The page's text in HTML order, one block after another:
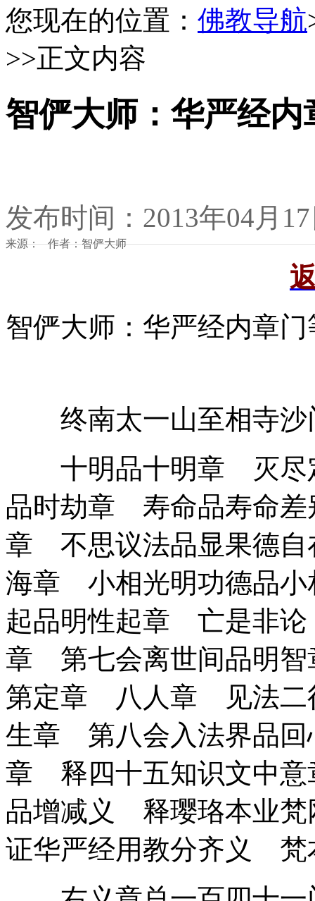
您现在的位置： 佛教导航
>>正文内容
智俨大师：华严经
发布时间：2013年04月
来源： 作者：智俨大师
智俨大师：华严经内章
终南太一山至相寺沙
十明品十明章 灭尽
品时劫章 寿命品寿命
章 不思议法品显果德
海章 小相光明功德品
起品明性起章 亡是非
章 第七会离世间品明
第定章 八人章 见法
生章 第八会入法界品
章 释四十五知识文中
品增减义 释璎珞本业
证华严经用教分齐义